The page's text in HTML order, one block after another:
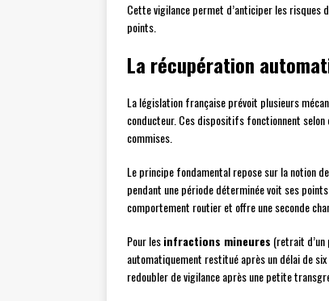
Cette vigilance permet d’anticiper les risques
points.
La récupération
La législation française prévoit plusieurs
conducteur. Ces dispositifs fonctionnent selon
commises.
Le principe fondamental repose sur la notion
pendant une période déterminée voit ses
comportement routier et offre une seconde
Pour lesinfractions mineures (retrait
automatiquement restitué après un délai de
redoubler de vigilance après une petite